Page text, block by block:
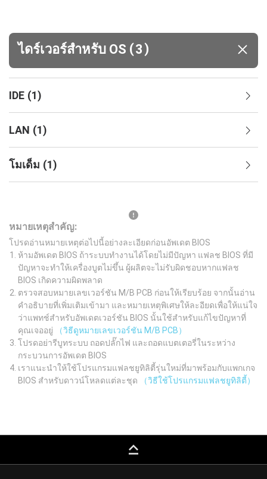
ไดร์เวอร์สำหรับ OS (3 )
IDE (1)
LAN (1)
โมเด็ม (1)
หมายเหตุสำคัญ:
โปรดอ่านหมายเหตุต่อไปนี้อย่างละเอียดก่อนอัพเดต BIOS
ห้ามอัพเดต BIOS ถ้าระบบทำงานได้โดยไม่มีปัญหา แฟลช BIOS ที่มี
ปัญหาจะทำให้เครื่องบูตไม่ขึ้น ผู้ผลิตจะไม่รับผิดชอบหากแฟลช
BIOS เกิดความผิดพลาด
ตรวจสอบหมายเลขเวอร์ชัน M/B PCB ก่อนให้เรียบร้อย จากนั้นอ่าน
คำอธิบายที่เพิ่มเติมเข้ามา และหมายเหตุพิเศษให้ละอียดเพื่อให้แน่ใจ
ว่าแพทช์สำหรับอัพเดตเวอร์ชัน BIOS นั้นใช้สำหรับแก้ไขปัญหาที่
คุณเจออยู่
（วิธีดูหมายเลขเวอร์ชัน M/B PCB）
โปรดอย่ารีบูทระบบ ถอดปลั๊กไฟ และถอดแบตเตอรี่ในระหว่าง
กระบวนการอัพเดต BIOS
เราแนะนำให้ใช้โปรแกรมแฟลชยูทิลิตี้รุ่นใหม่ที่มาพร้อมกับแพกเกจ
BIOS สำหรับดาวน์โหลดแต่ละชุด
（วิธีใช้โปรแกรมแฟลชยูทิลิตี้）
keyboard_capslock